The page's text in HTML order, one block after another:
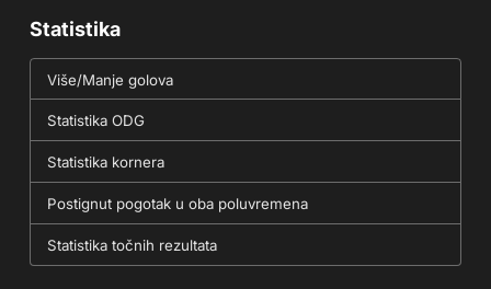
Statistika
Više/Manje golova
Statistika ODG
Statistika kornera
Postignut pogotak u oba poluvremena
Statistika točnih rezultata